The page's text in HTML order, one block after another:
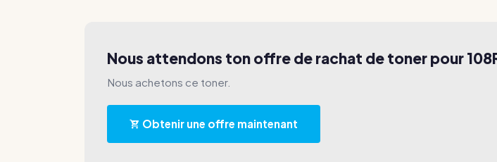
Nous attendons ton offre de rachat de toner pour
Nous achetons ce toner.
Obtenir une offre maintenant